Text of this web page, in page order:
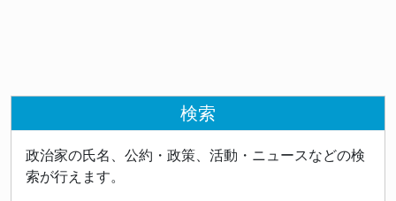
検索
政治家の氏名、公約・政策、活動・ニュースなどの検
索が行えます。